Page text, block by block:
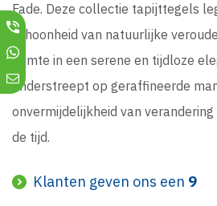
Fade. Deze collectie tapijttegels
schoonheid van natuurlijke
ruimte in een serene en tijdloze
onderstreept op geraffineerde
onvermijdelijkheid van
de tijd.
Klanten geven ons een 9